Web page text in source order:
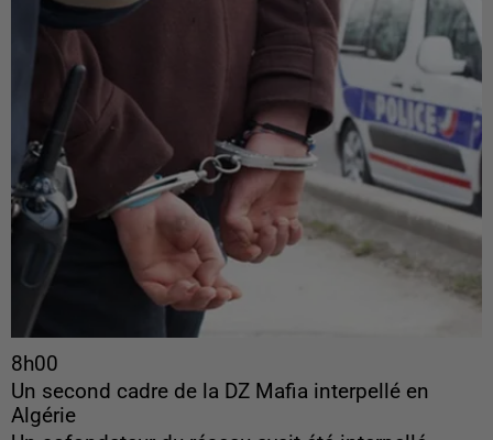
8h00
Un second cadre de la DZ Mafia interpellé en
Algérie